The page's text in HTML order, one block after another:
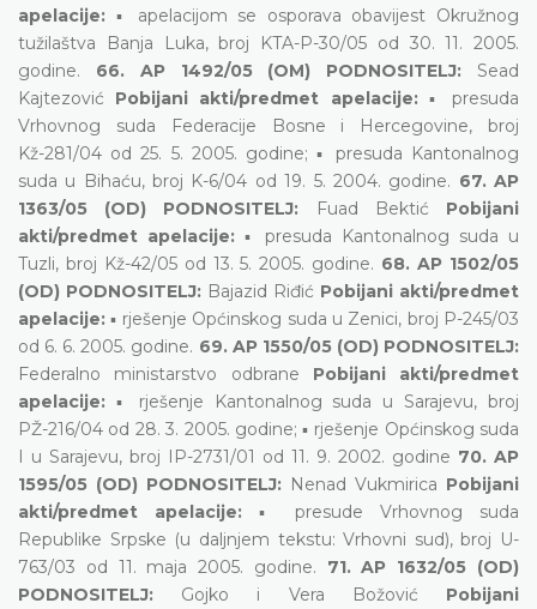
apelacije: ▪ apelacijom se osporava obavijest Okružnog
tužilaštva Banja Luka, broj KTA-P-30/05 od 30. 11. 2005.
godine. 66. AP 1492/05 (OM) PODNOSITELJ: Sead
Kajtezović Pobijani akti/predmet apelacije:▪ presuda
Vrhovnog suda Federacije Bosne i Hercegovine, broj
Kž-281/04 od 25. 5. 2005. godine; ▪ presuda Kantonalnog
suda u Bihaću, broj K-6/04 od 19. 5. 2004. godine. 67. AP
1363/05 (OD) PODNOSITELJ:
Fuad Bektić Pobijani
akti/predmet apelacije: ▪ presuda Kantonalnog suda u
Tuzli, broj Kž-42/05 od 13. 5. 2005. godine. 68. AP 1502/05
(OD) PODNOSITELJ: Bajazid Riđić Pobijani akti/predmet
apelacije: ▪ rješenje Općinskog suda u Zenici, broj P-245/03
od 6. 6. 2005. godine. 69. AP 1550/05 (OD) PODNOSITELJ:
Federalno ministarstvo odbrane Pobijani akti/predmet
apelacije: ▪ rješenje Kantonalnog suda u Sarajevu, broj
PŽ-216/04 od 28. 3. 2005. godine; ▪ rješenje Općinskog suda
I u Sarajevu, broj IP-2731/01 od 11. 9. 2002. godine 70. AP
1595/05 (OD) PODNOSITELJ: Nenad Vukmirica Pobijani
akti/predmet apelacije: ▪ presude Vrhovnog suda
Republike Srpske (u daljnjem tekstu: Vrhovni sud), broj U-
763/03 od 11. maja 2005. godine. 71. AP 1632/05 (OD)
PODNOSITELJ: Gojko i Vera Božović Pobijani